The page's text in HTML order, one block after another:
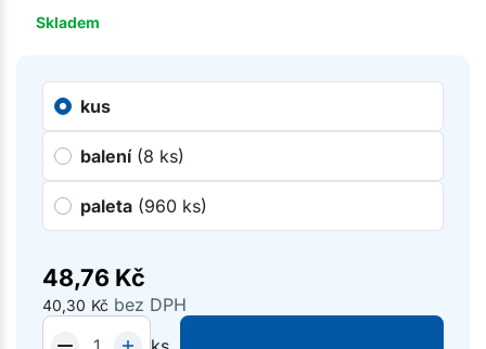
Skladem
kus
balení (8 ks)
paleta (960 ks)
48,76 Kč
40,30 Kč bez DPH